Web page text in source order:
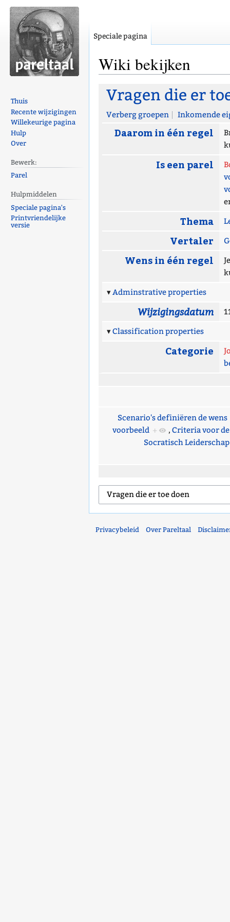
Wiki bekijken
Naar
navigatie
springen
Naar
zoeken
springen
Vragen die er
Verberg groepen Inkomende
Daarom in één regel
Is een parel
Thema
Vertaler
Wens in één regel
Adminstrative properties
Wijzigingsdatum
Classification properties
Categorie
Scenario's definiëren de wens
voorbeeld + , Criteria voor
Socratisch Leiderschap
Speciale pagina
Thuis
Recente wijzigingen
Willekeurige pagina
Hulp
Over
Bewerk:
Parel
Hulpmiddelen
Speciale pagina's
Printvriendelijke
versie
Privacybeleid Over Pareltaal